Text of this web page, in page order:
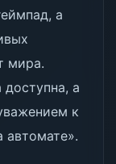
а
мира.
доступна, а
к
автомате».